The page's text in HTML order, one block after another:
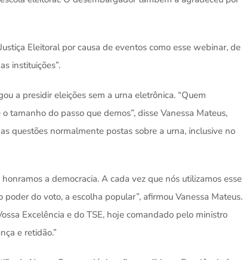
Eleitoral por causa de eventos como esse webinar, de
instituições”.
a presidir eleições sem a urna eletrônica. “Quem
tamanho do passo que demos”, disse Vanessa Mateus,
questões normalmente postas sobre a urna, inclusive no
a democracia. A cada vez que nós utilizamos esse
do voto, a escolha popular”, afirmou Vanessa Mateus.
Excelência e do TSE, hoje comandado pelo ministro
e retidão.”